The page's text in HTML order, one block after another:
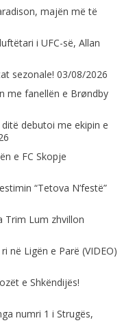
majën më të
i UFC-së, Allan
sezonale! 03/08/2026
me fanellën e Brøndby
debutoi me ekipin e
e FC Skopje
“Tetova N’festë”
Trim Lum zhvillon
në Ligën e Parë (VIDEO)
e Shkëndijës!
numri 1 i Strugës,